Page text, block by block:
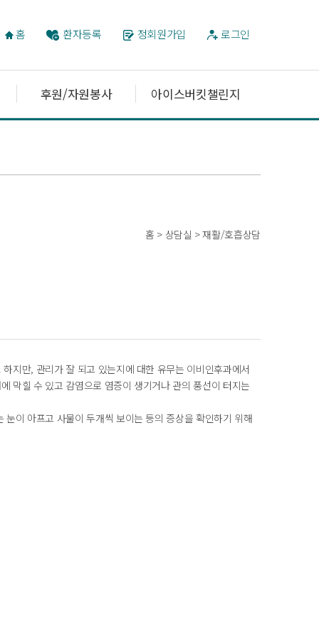
홈 환자등록 정회원가입 로그인
후원/자원봉사 아이스버킷챌린지
홈 > 상담실 > 재활/호흡상담
지만, 관리가 잘 되고 있는지에 대한 유무는 이비인후과에서
막힐 수 있고 감염으로 염증이 생기거나 관의 풍선이 터지는
이 아프고 사물이 두개씩 보이는 등의 증상을 확인하기 위해